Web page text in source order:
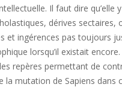
Il faut dire qu’elle
dérives sectaires,
et ingérences pas toujours
lorsqu’il existait
repères permettant de
la mutation de Sapiens dans